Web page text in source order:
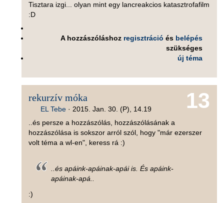
Tisztara izgi... olyan mint egy lancreakcios katasztrofafilm
:D
A hozzászóláshoz regisztráció és belépés
szükséges
új téma
13
rekurzív móka
EL Tebe· 2015. Jan. 30. (P), 14.19
..és persze a hozzászólás, hozzászólásának a
hozzászólása is sokszor arról szól, hogy "már ezerszer
volt téma a wl-en", keress rá :)
..és apáink-apáinak-apái is. És apáink-
apáinak-apá..
:)